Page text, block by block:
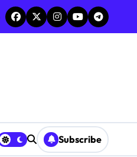
Subscribe